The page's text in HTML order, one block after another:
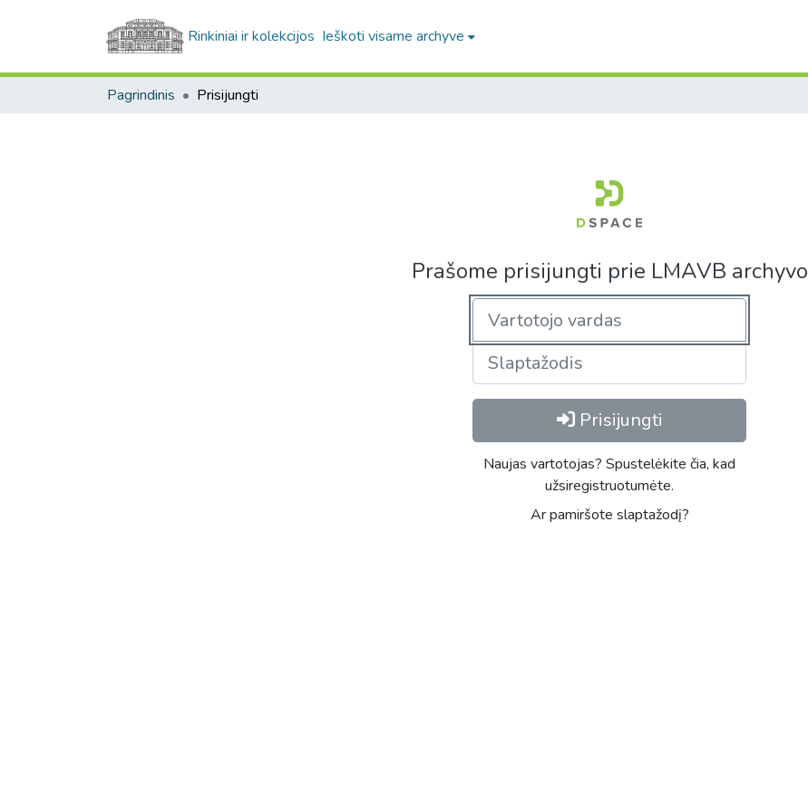
Rinkiniai ir kolekcijos Ieškoti visame archyve
Pagrindinis Prisijungti
Prašome prisijungti prie LMAVB archyvo
Prisijungti
Naujas vartotojas? Spustelėkite čia, kad
užsiregistruotumėte.
Ar pamiršote slaptažodį?